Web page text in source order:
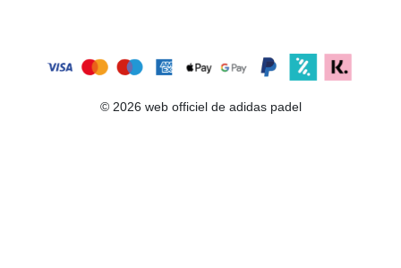
© 2026 web officiel de adidas padel